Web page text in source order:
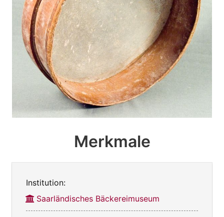
Merkmale
Institution:
Saarländisches Bäckereimuseum